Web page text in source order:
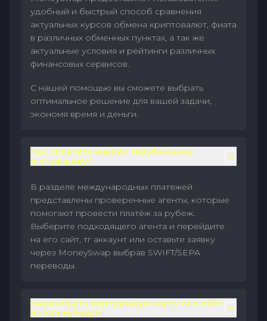
удобный и быстрый способ сравнения
актуальных курсов обмена криптовалют, фиата
в различных обменных пунктах, а так же
актуальные условия и рейтинги различных
финансовых сервисов.
С нашей помощью вы сможете выбрать
оптимальное решение для вашей задачи,
экономя время и деньги.
Как оплатить инвойс зарубежному
поставщику?
В разделе международных платежей
представлены проверенные агенты, которые
помогают провести платёж за рубеж.
Выберите подходящего агента и перейдите
на его сайт, тг аккаунт или оставьте заявку
через MoneySwap выбрав SWIFT/SEPA
переводы.
Как выбрать виртуальную карту или eSIM
на MoneySwap?